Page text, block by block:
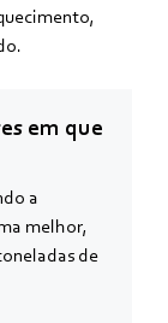
em que
a
melhor,
de